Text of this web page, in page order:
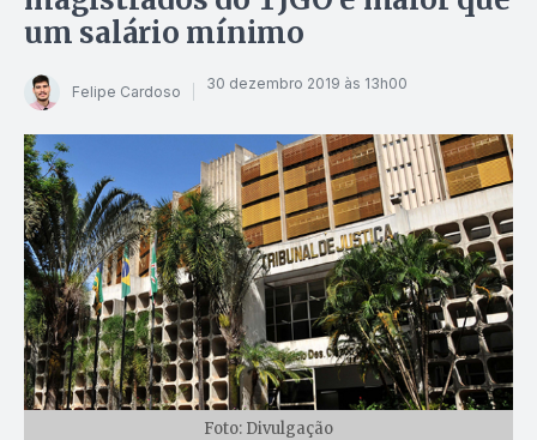
um salário mínimo
Felipe Cardoso 30 dezembro 2019 às 13h00
Foto: Divulgação